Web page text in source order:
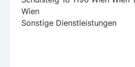
Wien
Sonstige Dienstleistungen